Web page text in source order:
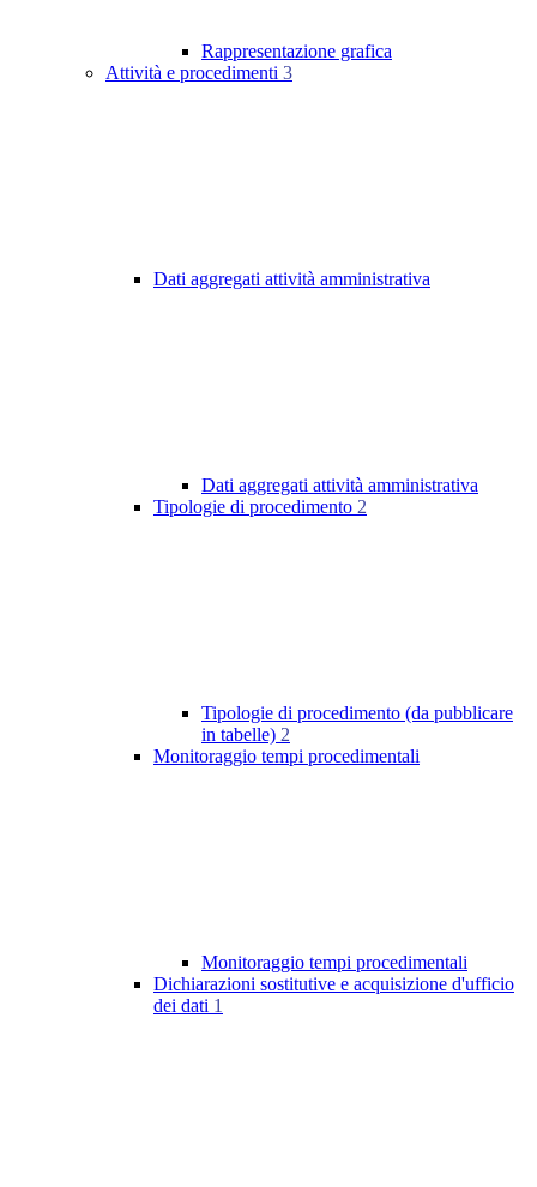
Rappresentazione grafica
Attività e procedimenti 3
Dati aggregati attività amministrativa
Dati aggregati attività amministrativa
Tipologie di procedimento 2
Tipologie di procedimento (da pubblicare
in tabelle) 2
Monitoraggio tempi procedimentali
Monitoraggio tempi procedimentali
Dichiarazioni sostitutive e acquisizione d'ufficio
dei dati 1